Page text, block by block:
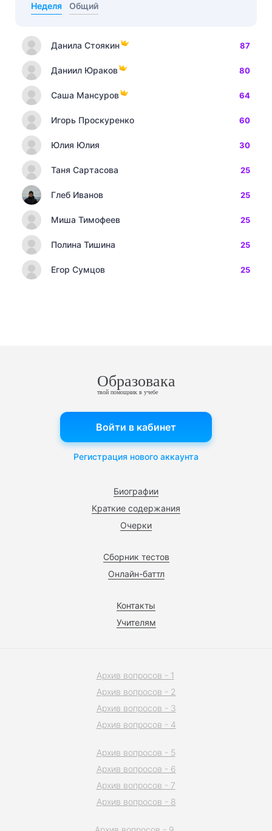
Неделя Общий
Данила Стоякин 87
Даниил Юраков 80
Саша Мансуров 64
Игорь Проскуренко 60
Юлия Юлия 30
Таня Сартасова 25
Глеб Иванов 25
Миша Тимофеев 25
Полина Тишина 25
Егор Сумцов 25
Образовака
твой помощник в учебе
Биографии
Краткие содержания
Очерки
Сборник тестов
Онлайн-баттл
Контакты
Учителям
Войти в кабинет
Регистрация нового аккаунта
Архив вопросов - 1
Архив вопросов - 2
Архив вопросов - 3
Архив вопросов - 4
Архив вопросов - 5
Архив вопросов - 6
Архив вопросов - 7
Архив вопросов - 8